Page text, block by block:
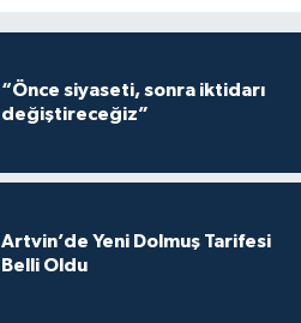
“Önce siyaseti, sonra iktidarı
değiştireceğiz”
Artvin’de Yeni Dolmuş Tarifesi
Belli Oldu